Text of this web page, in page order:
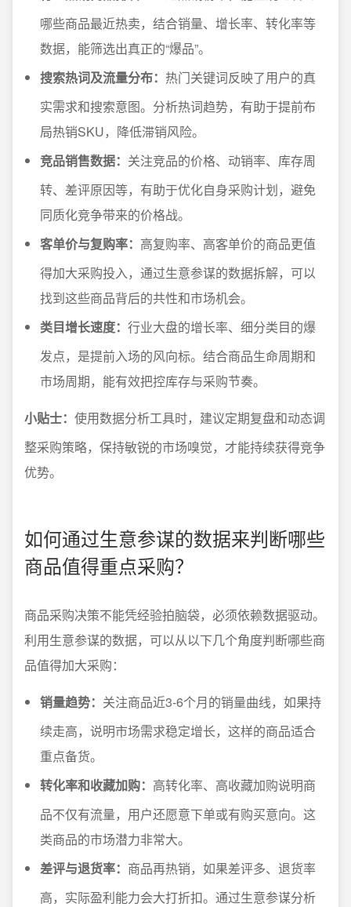
哪些商品最近热卖，结合销量、增长率、转化率等
数据，能筛选出真正的“爆品”。
搜索热词及流量分布： 热门关键词反映了用户的真
实需求和搜索意图。分析热词趋势，有助于提前布
局热销SKU，降低滞销风险。
竞品销售数据： 关注竞品的价格、动销率、库存周
转、差评原因等，有助于优化自身采购计划，避免
同质化竞争带来的价格战。
客单价与复购率： 高复购率、高客单价的商品更值
得加大采购投入，通过生意参谋的数据拆解，可以
找到这些商品背后的共性和市场机会。
类目增长速度： 行业大盘的增长率、细分类目的爆
发点，是提前入场的风向标。结合商品生命周期和
市场周期，能有效把控库存与采购节奏。
小贴士： 使用数据分析工具时，建议定期复盘和动态调
整采购策略，保持敏锐的市场嗅觉，才能持续获得竞争
优势。
如何通过生意参谋的数据来判断哪些
商品值得重点采购？
商品采购决策不能凭经验拍脑袋，必须依赖数据驱动。
利用生意参谋的数据，可以从以下几个角度判断哪些商
品值得加大采购：
销量趋势： 关注商品近3-6个月的销量曲线，如果持
续走高，说明市场需求稳定增长，这样的商品适合
重点备货。
转化率和收藏加购： 高转化率、高收藏加购说明商
品不仅有流量，用户还愿意下单或有购买意向。这
类商品的市场潜力非常大。
差评与退货率： 商品再热销，如果差评多、退货率
高，实际盈利能力会大打折扣。通过生意参谋分析